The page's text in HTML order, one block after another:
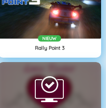
NIEUW
Rally Point 3